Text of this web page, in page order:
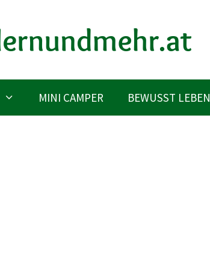
MINI CAMPER BEWUSST LEBEN